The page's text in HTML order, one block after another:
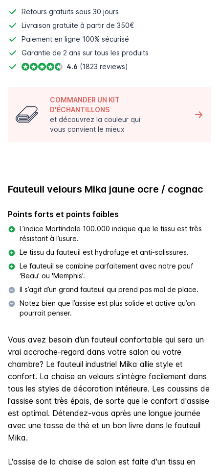
Retours gratuits sous 30 jours
Livraison gratuite à partir de 350€
Paiement en ligne 100% sécurisé
Garantie de 2 ans sur tous les produits
4.6 (1823 reviews)
COMMANDER UN KIT
D'ÉCHANTILLONS
et découvrez la couleur qui
vous convient le mieux
Fauteuil velours Mika jaune ocre / cognac
Points forts et points faibles
L’indice Martindale 100.000 indique que le tissu est très
résistant à l’usure.
Le tissu du fauteuil est hydrofuge et anti-salissures.
Le fauteuil se combine parfaitement avec notre pouf
‘Beau’ ou 'Memphis'.
Il s’agit d’un grand fauteuil qui prend pas mal de place.
Notez bien que l’assise est plus solide et active qu’on
pourrait penser.
Vous avez besoin d’un fauteuil confortable qui sera un
vrai accroche-regard dans votre salon ou votre
chambre? Le fauteuil industriel Mika allie style et
confort. La chaise en velours s'intègre facilement dans
tous les styles de décoration intérieure. Les coussins de
l'assise sont très épais, de sorte que le confort d'assise
est optimal. Détendez-vous après une longue journée
avec une tasse de thé et un bon livre dans le fauteuil
Mika.
L'assise de la chaise de salon est faite d'un tissu en